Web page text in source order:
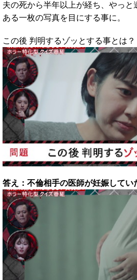
夫の死から半年以上が経ち、やっと
ある一枚の写真を目にする事に。
この後 判明するゾッとする事とは？
答え：不倫相手の医師が妊娠してい